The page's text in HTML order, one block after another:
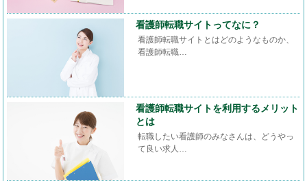
看護師転職サイトってなに？
看護師転職サイトとはどのようなものか、
看護師転職…
看護師転職サイトを利用するメリット
とは
転職したい看護師のみなさんは、どうやっ
て良い求人…